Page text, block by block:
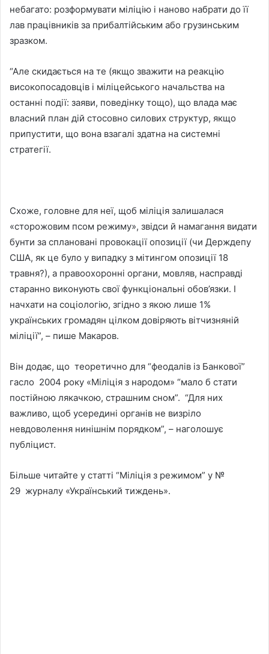
небагато: розформувати міліцію і наново набрати до її
лав працівників за прибалтійським або грузинським
зразком.
“Але скидається на те (якщо зважити на реакцію
високопосадовців і міліцейського начальства на
останні події: заяви, поведінку тощо), що влада має
власний план дій стосовно силових структур, якщо
припустити, що вона взагалі здатна на системні
стратегії.
Схоже, головне для неї, щоб міліція залишалася
«сторожовим псом режиму», звідси й намагання видати
бунти за сплановані провокації опозиції (чи Держдепу
США, як це було у випадку з мітингом опозиції 18
травня?), а правоохоронні органи, мовляв, насправді
старанно виконують свої функціональні обов’язки. І
начхати на соціологію, згідно з якою лише 1%
українських громадян цілком довіряють вітчизняній
міліції”, – пише Макаров.
Він додає, що теоретично для “феодалів із Банкової”
гасло 2004 року «Міліція з народом» “мало б стати
постійною лякачкою, страшним сном”. “Для них
важливо, щоб усередині органів не визріло
невдоволення нинішнім порядком”, – наголошує
публіцист.
Більше читайте у статті “Міліція з режимом” у №
29 журналу «Український тиждень».